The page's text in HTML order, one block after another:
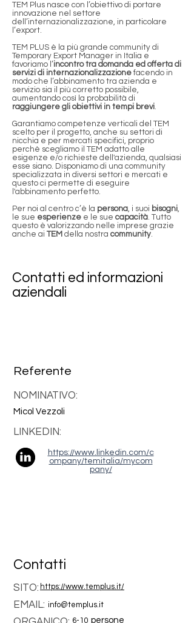
TEM Plus nasce con l’obiettivo di portare
innovazione nel settore
dell’internazionalizzazione, in particolare
l’export.
TEM PLUS è la più grande community di
Temporary Export Manager in Italia e
favoriamo l’incontro tra domanda ed offerta di
servizi di internazionalizzazione facendo in
modo che l’abbinamento tra azienda e
servizio sia il più corretto possibile,
aumentando così la probabilità di
raggiungere gli obiettivi in tempi brevi.
Garantiamo competenze verticali del TEM
scelto per il progetto, anche su settori di
nicchia e per mercati specifici, proprio
perchè scegliamo il TEM adatto alle
esigenze e/o richieste dell'azienda, qualsiasi
esse siano. Disponiamo di una community
specializzata in diversi settori e mercati e
questo ci permette di eseguire
l'abbinamento perfetto.
Per noi al centro c’è la persona, i suoi bisogni,
le sue esperienze e le sue capacità. Tutto
questo è valorizzando nelle imprese grazie
anche ai TEM della nostra community.
Contatti ed informazioni
aziendali
Referente
NOMINATIVO:
Micol Vezzoli
LINKEDIN:
https://www.linkedin.com/c
ompany/temitalia/mycom
pany/
Contatti
https://www.templus.it/
SITO:
info@templus.it
EMAIL:
6-10 persone